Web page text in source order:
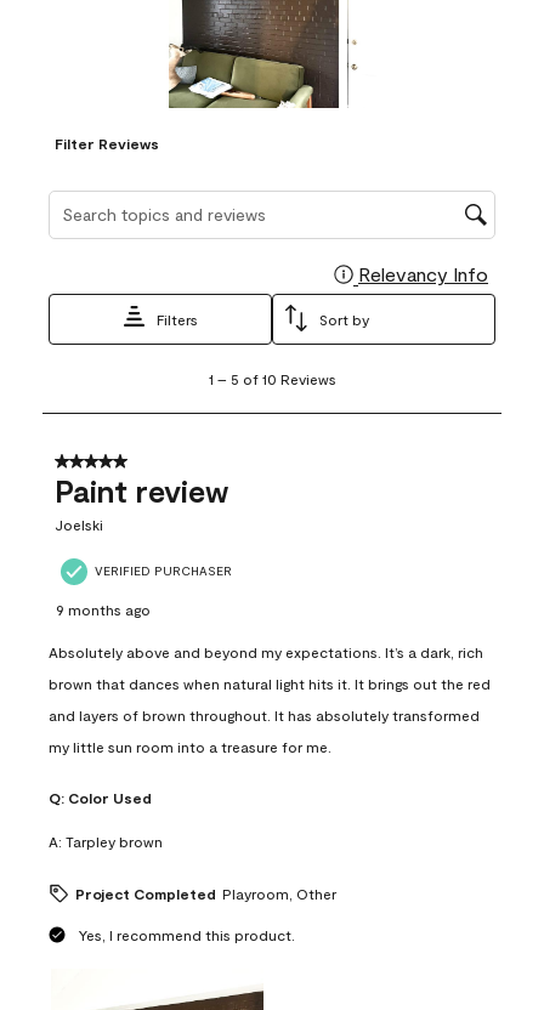
Filter Reviews
Relevancy Info
Filters Sort by
5
10
Reviews
1 – 5 of 10 Reviews
5 out of 5 stars.
Paint review
Joelski
VERIFIED PURCHASER
9 months ago
Absolutely above and beyond my expectations. It’s a dark, rich
brown that dances when natural light hits it. It brings out the red
and layers of brown throughout. It has absolutely transformed
my little sun room into a treasure for me.
Q: Color Used
A: Tarpley brown
Project Completed Playroom, Other
Yes, I recommend this product.